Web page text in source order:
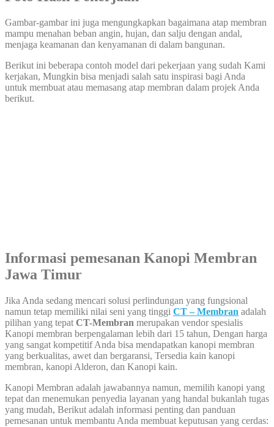
Gambar-gambar ini juga mengungkapkan bagaimana atap membran
mampu menahan beban angin, hujan, dan salju dengan andal,
menjaga keamanan dan kenyamanan di dalam bangunan.
Berikut ini beberapa contoh model dari pekerjaan yang sudah Kami
kerjakan, Mungkin bisa menjadi salah satu inspirasi bagi Anda
untuk membuat atau memasang atap membran dalam projek Anda
berikut.
Informasi pemesanan Kanopi Membran
Jawa Timur
Jika Anda sedang mencari solusi perlindungan yang fungsional
namun tetap memiliki nilai seni yang tinggi CT – Membran adalah
pilihan yang tepat CT-Membran merupakan vendor spesialis
Kanopi membran berpengalaman lebih dari 15 tahun, Dengan harga
yang sangat kompetitif Anda bisa mendapatkan kanopi membran
yang berkualitas, awet dan bergaransi, Tersedia kain kanopi
membran, kanopi Alderon, dan Kanopi kain.
Kanopi Membran adalah jawabannya namun, memilih kanopi yang
tepat dan menemukan penyedia layanan yang handal bukanlah tugas
yang mudah, Berikut adalah informasi penting dan panduan
pemesanan untuk membantu Anda membuat keputusan yang cerdas: